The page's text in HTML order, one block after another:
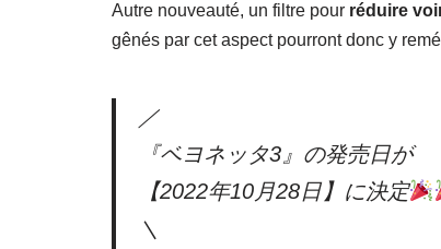
Autre nouveauté, un filtre pour réduire
gênés par cet aspect pourront donc y
／
『ベヨネッタ3』の発売日が
【2022年10月28日】に決定
＼